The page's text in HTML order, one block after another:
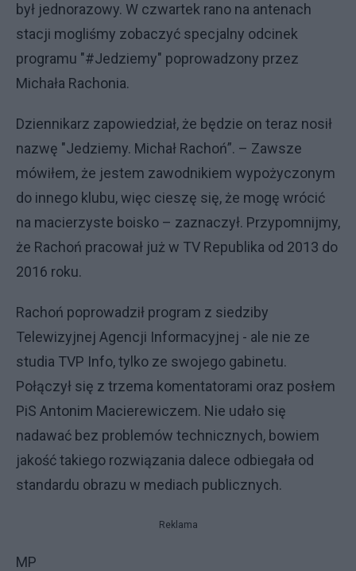
był jednorazowy. W czwartek rano na antenach
stacji mogliśmy zobaczyć specjalny odcinek
programu "#Jedziemy" poprowadzony przez
Michała Rachonia.
Dziennikarz zapowiedział, że będzie on teraz nosił
nazwę "Jedziemy. Michał Rachoń”. – Zawsze
mówiłem, że jestem zawodnikiem wypożyczonym
do innego klubu, więc cieszę się, że mogę wrócić
na macierzyste boisko – zaznaczył. Przypomnijmy,
że Rachoń pracował już w TV Republika od 2013 do
2016 roku.
Rachoń poprowadził program z siedziby
Telewizyjnej Agencji Informacyjnej - ale nie ze
studia TVP Info, tylko ze swojego gabinetu.
Połączył się z trzema komentatorami oraz posłem
PiS Antonim Macierewiczem. Nie udało się
nadawać bez problemów technicznych, bowiem
jakość takiego rozwiązania dalece odbiegała od
standardu obrazu w mediach publicznych.
Reklama
MP